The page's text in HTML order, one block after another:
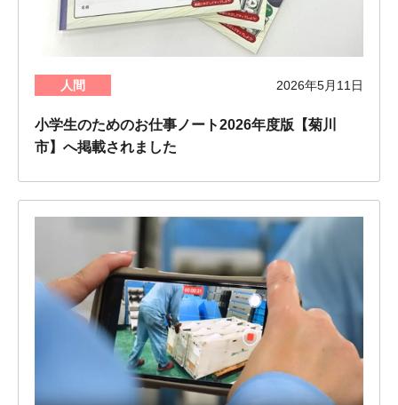
人間 2026年5月11日
小学生のためのお仕事ノート2026年度版【菊川
市】へ掲載されました